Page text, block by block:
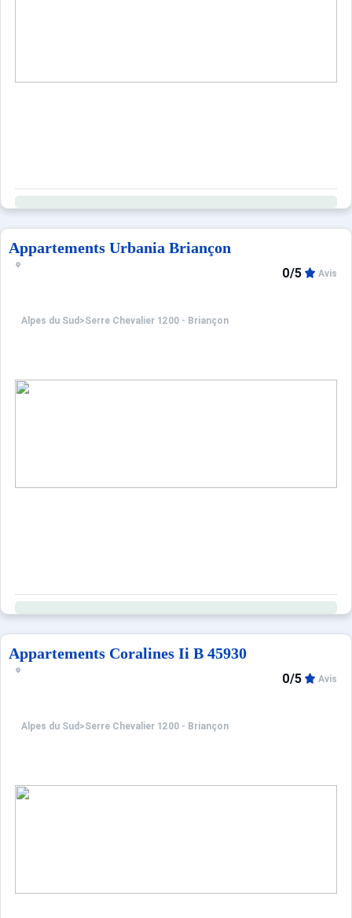
Appartements Urbania Briançon
Alpes du Sud >Serre Chevalier 1200 - Briançon
0/5 Avis
Appartements Coralines Ii B 45930
Alpes du Sud >Serre Chevalier 1200 - Briançon
0/5 Avis